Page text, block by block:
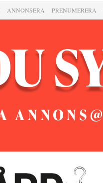
ANNONSERA PRENUMERERA